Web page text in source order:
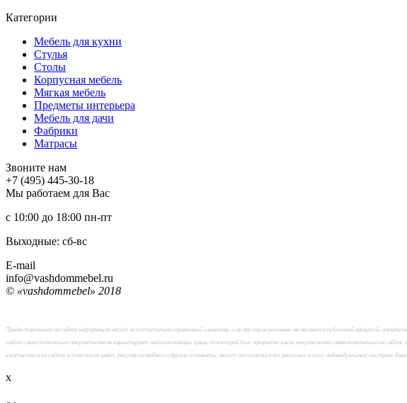
Категории
Мебель для кухни
Стулья
Столы
Корпусная мебель
Мягкая мебель
Предметы интерьера
Мебель для дачи
Фабрики
Матраcы
Звоните нам
+7 (495) 445-30-18
Мы работаем для Вас
с 10:00 до 18:00 пн-пт
Выходные: сб-вc
E-mail
info@vashdommebel.ru
© «vashdommebel» 2018
Предоставленная на сайте информация несёт исключительно справочный характер, и ни при каких условиях не является публичной офертой,
сайте самостоятельно покупателем не гарантирует наличия товара. Цена, по которой был оформлен заказ покупателем самостоятельно на
в каталоге и на сайте, в том числе цвет, рисунок на мебели и другие элементы, могут отличаться от реальных в силу индивидуальных настроек
x